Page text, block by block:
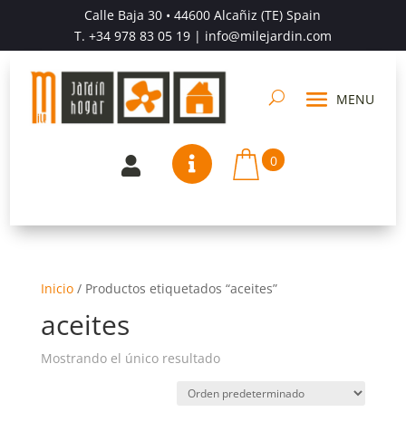
Calle Baja 30 • 44600 Alcañiz (TE) Spain
T. +34 978 83 05 19| info@milejardin.com
  0
Inicio/ Productos etiquetados “aceites”
aceites
Mostrando el único resultado